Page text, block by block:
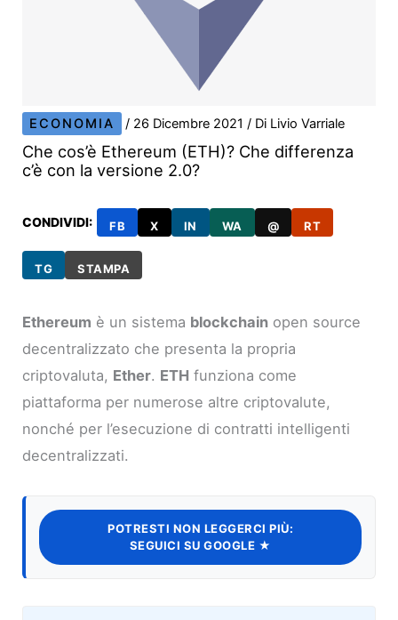
ECONOMIA / 26 Dicembre 2021/ Di Livio Varriale
Che cos’è Ethereum (ETH)? Che differenza
c’è con la versione 2.0?
CONDIVIDI: FB X IN WA @ RT
TG STAMPA
Ethereum è un sistema blockchain open source
decentralizzato che presenta la propria
criptovaluta, Ether. ETH funziona come
piattaforma per numerose altre criptovalute,
nonché per l’esecuzione di contratti intelligenti
decentralizzati.
POTRESTI NON LEGGERCI PIÙ:
SEGUICI SU GOOGLE ★